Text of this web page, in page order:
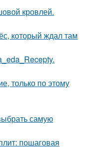
кровлей.
который ждал там
только по этому
самую
пошаговая